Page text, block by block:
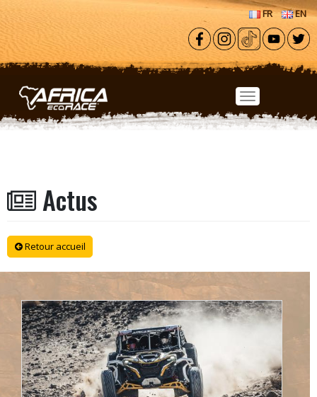
Aller au contenu principal
FR EN
Actus
Retour accueil